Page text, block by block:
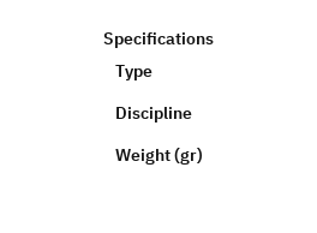
Specifications
Type
Discipline
Weight (gr)